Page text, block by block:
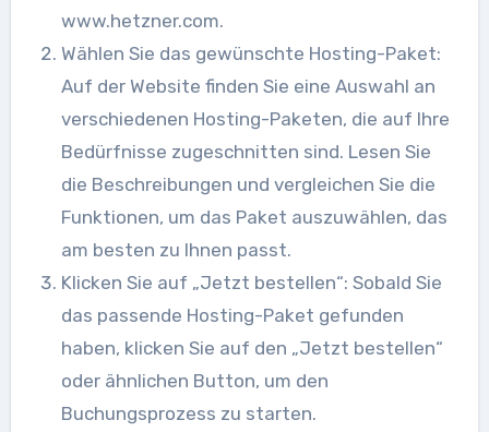
www.hetzner.com.
Wählen Sie das gewünschte Hosting-Paket:
Auf der Website finden Sie eine Auswahl an
verschiedenen Hosting-Paketen, die auf Ihre
Bedürfnisse zugeschnitten sind. Lesen Sie
die Beschreibungen und vergleichen Sie die
Funktionen, um das Paket auszuwählen, das
am besten zu Ihnen passt.
Klicken Sie auf „Jetzt bestellen“: Sobald Sie
das passende Hosting-Paket gefunden
haben, klicken Sie auf den „Jetzt bestellen“
oder ähnlichen Button, um den
Buchungsprozess zu starten.